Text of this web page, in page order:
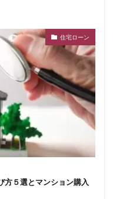
住宅ローン
方５選とマンション購入